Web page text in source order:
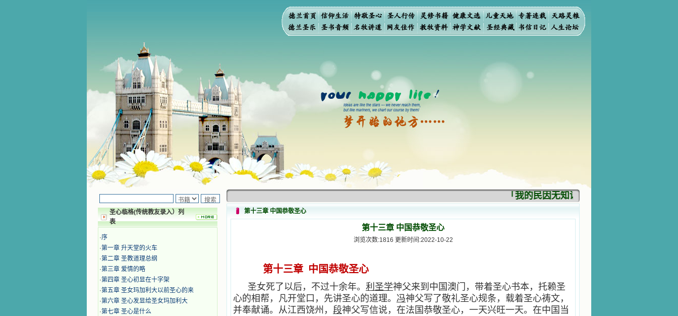
圣心临格(传统教友录入）列
表
·序
·第一章 升天堂的火车
·第二章 圣教道理总纲
·第三章 爱情的略
·第四章 圣心初显在十字架
·第五章 圣女玛加利大以前圣心的来
·第六章 圣心发显给圣女玛加利大
·第七章 圣心是什么
「我的民因无知识而灭亡。你弃掉知识，
第十三章 中国恭敬圣心
第十三章 中国恭敬圣心
浏览次数:1816 更新时间:2022-10-22
第十三章 中国恭敬圣心
圣女死了以后，不过十余年。 利圣学神父来到中国澳门，带着圣心书本，托赖圣
心的相帮，凡开堂口，先讲圣心的道理。 冯神父写了敬礼圣心规条，载着圣心祷文，
并奉献诵。从江西饶州， 段神父写信说，在法国恭敬圣心，一天兴旺一天。在中国当